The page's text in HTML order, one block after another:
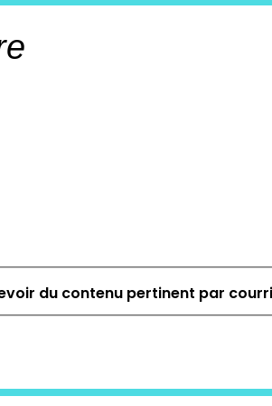
du contenu pertinent par